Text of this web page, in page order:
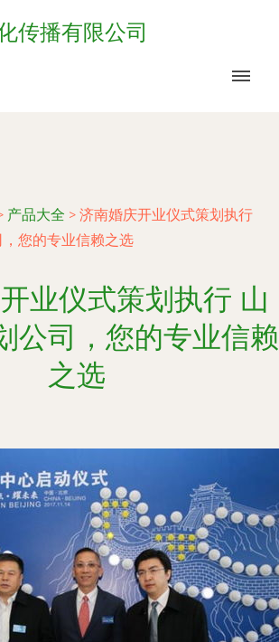
传播有限公司
产品大全 > 济南婚庆开业仪式策划执行
您的专业信赖之选
业仪式策划执行 山
公司，您的专业信赖
之选